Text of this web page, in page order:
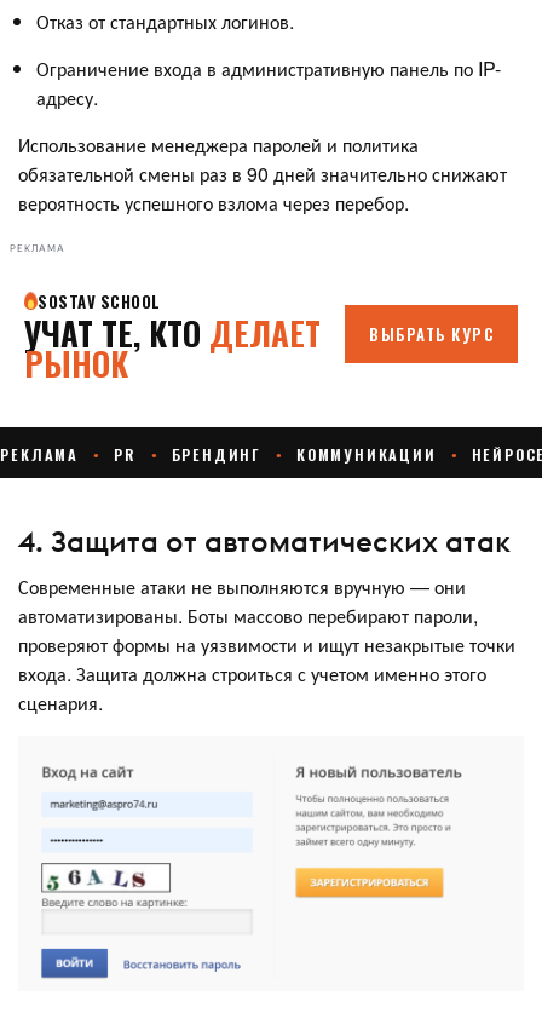
Отказ от стандартных логинов.
Ограничение входа в административную панель по IP-
адресу.
Использование менеджера паролей и политика
обязательной смены раз в 90 дней значительно снижают
вероятность успешного взлома через перебор.
РЕКЛАМА
4. Защита от автоматических атак
Современные атаки не выполняются вручную — они
автоматизированы. Боты массово перебирают пароли,
проверяют формы на уязвимости и ищут незакрытые точки
входа. Защита должна строиться с учетом именно этого
сценария.